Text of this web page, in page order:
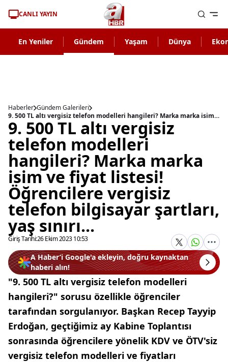
CANLI YAYIN
En Yeniler Gündem Yaşam Dünya
Haberler Gündem Galerileri
9. 500 TL altı vergisiz telefon modelleri hangileri? Marka marka isim ve fiyat listesi! Öğrencilere vergisiz telefon bilgisayar şartları, yaş sınırı...
9. 500 TL altı vergisiz
telefon modelleri
hangileri? Marka marka
isim ve fiyat listesi!
Öğrencilere vergisiz
telefon bilgisayar şartları,
yaş sınırı...
Giriş Tarihi:26 Ekim 2023 10:53
A Haber’i Google'a ekleyin, doğru kaynaktan
haberi alın!
"9. 500 TL altı vergisiz telefon modelleri
hangileri?" sorusu özellikle öğrenciler
tarafından sorgulanıyor. Başkan Recep Tayyip
Erdoğan, geçtiğimiz ay Kabine Toplantısı
sonrasında öğrencilere yönelik KDV ve ÖTV'siz
vergisiz telefon modelleri ve fiyatları